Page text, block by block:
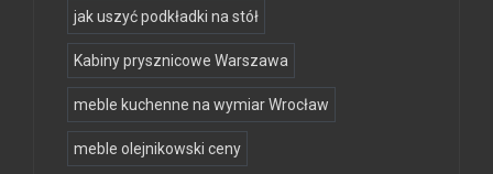
jak uszyć podkładki na stół
Kabiny prysznicowe Warszawa
meble kuchenne na wymiar Wrocław
meble olejnikowski ceny